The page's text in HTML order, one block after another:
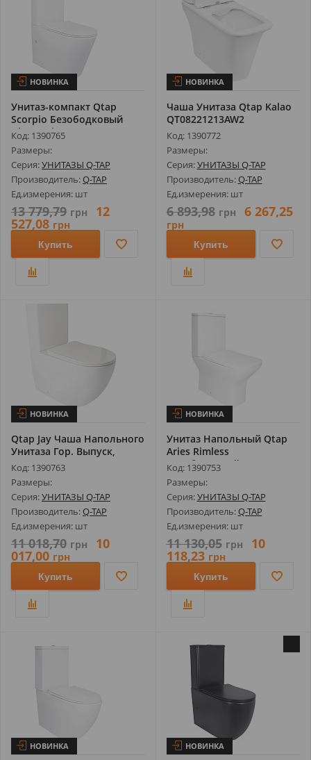
НОВИНКА
Унитаз-компакт Qtap
Scorpio Безободковый
Ultra Quiet...
Код: 1390765
Размеры:
Серия:УНИТАЗЫ Q-TAP
Производитель:Q-TAP
Ед.измерения: шт
13 779,79 грн 12
527,08 грн
Купить
НОВИНКА
Чаша Унитаза Qtap Kalao
QT08221213AW2
Код: 1390772
Размеры:
Серия:УНИТАЗЫ Q-TAP
Производитель:Q-TAP
Ед.измерения: шт
6 893,98 грн 6 267,25
грн
Купить
НОВИНКА
Qtap Jay Чаша Напольного
Унитаза Гор. Выпуск,
Нижнее...
Код: 1390763
Размеры:
Серия:УНИТАЗЫ Q-TAP
Производитель:Q-TAP
Ед.измерения: шт
11 018,70 грн 10
017,00 грн
Купить
НОВИНКА
Унитаз Напольный Qtap
Aries Rimless
Безободковый с С...
Код: 1390753
Размеры:
Серия:УНИТАЗЫ Q-TAP
Производитель:Q-TAP
Ед.измерения: шт
11 130,05 грн 10
118,23 грн
Купить
НОВИНКА НОВИНКА